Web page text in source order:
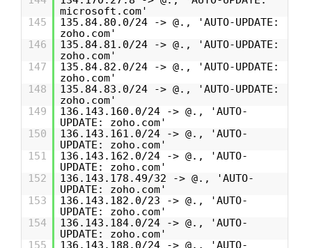
microsoft.com'
145
135.84.80.0/24 -> @., 'AUTO-UPDATE:
zoho.com'
146
135.84.81.0/24 -> @., 'AUTO-UPDATE:
zoho.com'
147
135.84.82.0/24 -> @., 'AUTO-UPDATE:
zoho.com'
148
135.84.83.0/24 -> @., 'AUTO-UPDATE:
zoho.com'
149
136.143.160.0/24 -> @., 'AUTO-
UPDATE: zoho.com'
150
136.143.161.0/24 -> @., 'AUTO-
UPDATE: zoho.com'
151
136.143.162.0/24 -> @., 'AUTO-
UPDATE: zoho.com'
152
136.143.178.49/32 -> @., 'AUTO-
UPDATE: zoho.com'
153
136.143.182.0/23 -> @., 'AUTO-
UPDATE: zoho.com'
154
136.143.184.0/24 -> @., 'AUTO-
UPDATE: zoho.com'
155
136.143.188.0/24 -> @., 'AUTO-